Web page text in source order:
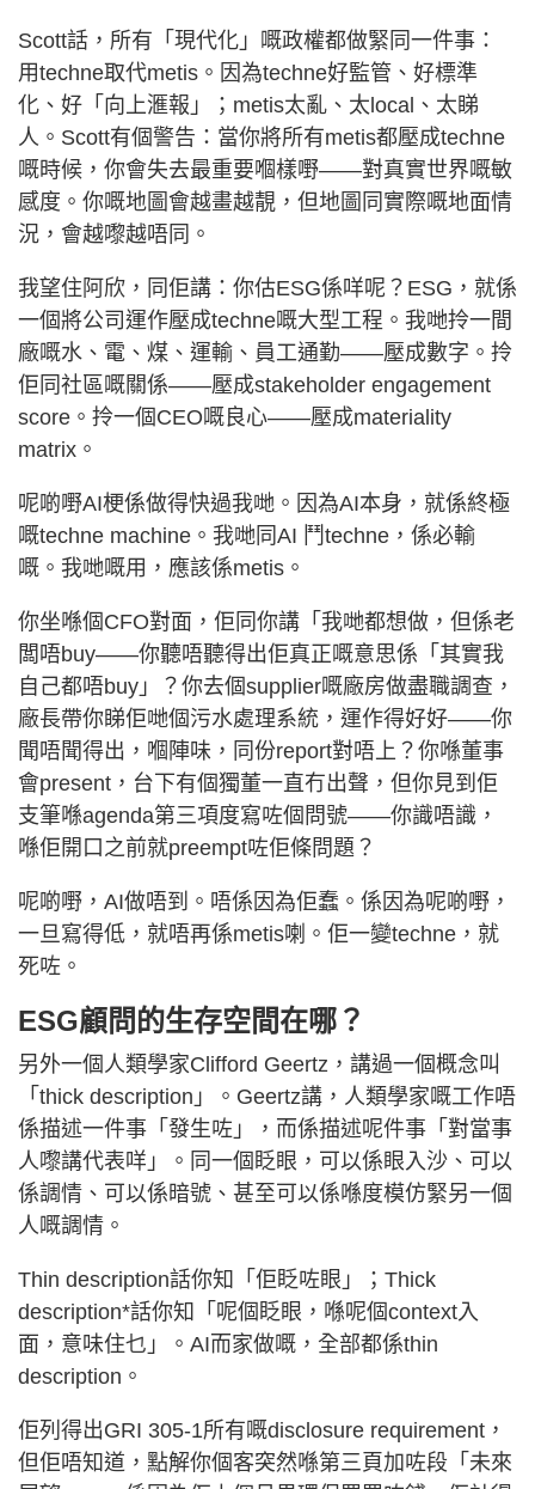
Scott話，所有「現代化」嘅政權都做緊同一件事：
用techne取代metis。因為techne好監管、好標準
化、好「向上滙報」；metis太亂、太local、太睇
人。Scott有個警告：當你將所有metis都壓成techne
嘅時候，你會失去最重要嗰樣嘢——對真實世界嘅敏
感度。你嘅地圖會越畫越靚，但地圖同實際嘅地面情
況，會越嚟越唔同。
我望住阿欣，同佢講：你估ESG係咩呢？ESG，就係
一個將公司運作壓成techne嘅大型工程。我哋拎一間
廠嘅水、電、煤、運輸、員工通勤——壓成數字。拎
佢同社區嘅關係——壓成stakeholder engagement
score。拎一個CEO嘅良心——壓成materiality
matrix。
呢啲嘢AI梗係做得快過我哋。因為AI本身，就係終極
嘅techne machine。我哋同AI 鬥techne，係必輸
嘅。我哋嘅用，應該係metis。
你坐喺個CFO對面，佢同你講「我哋都想做，但係老
闆唔buy——你聽唔聽得出佢真正嘅意思係「其實我
自己都唔buy」？你去個supplier嘅廠房做盡職調查，
廠長帶你睇佢哋個污水處理系統，運作得好好——你
聞唔聞得出，嗰陣味，同份report對唔上？你喺董事
會present，台下有個獨董一直冇出聲，但你見到佢
支筆喺agenda第三項度寫咗個問號——你識唔識，
喺佢開口之前就preempt咗佢條問題？
呢啲嘢，AI做唔到。唔係因為佢蠢。係因為呢啲嘢，
一旦寫得低，就唔再係metis喇。佢一變techne，就
死咗。
ESG顧問的生存空間在哪？
另外一個人類學家Clifford Geertz，講過一個概念叫
「thick description」。Geertz講，人類學家嘅工作唔
係描述一件事「發生咗」，而係描述呢件事「對當事
人嚟講代表咩」。同一個眨眼，可以係眼入沙、可以
係調情、可以係暗號、甚至可以係喺度模仿緊另一個
人嘅調情。
Thin description話你知「佢眨咗眼」；Thick
description*話你知「呢個眨眼，喺呢個context入
面，意味住乜」。AI而家做嘅，全部都係thin
description。
佢列得出GRI 305-1所有嘅disclosure requirement，
但佢唔知道，點解你個客突然喺第三頁加咗段「未來